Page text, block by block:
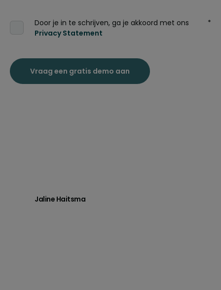
Door je in te schrijven, ga je akkoord met ons
Privacy Statement
*
Jaline Haitsma